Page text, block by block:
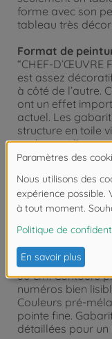
forme avec son
tableau très
Format de
“CHEF-D’ŒUVRE
est assez
à côté de l’autre.
ont un effet
actuel. Les
structure en toile
seulement
qui rehausse
Renseignement:
vous propose les
ce format.
d’encadrement”.
Contenu:
Carton stable
80 cm. Contours
numéros bien
Couleurs pré-
pointe fine.
détaillées pour un